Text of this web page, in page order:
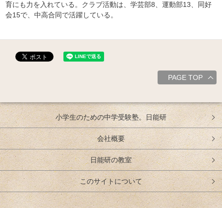
育にも力を入れている。クラブ活動は、学芸部8、運動部13、同好
会15で、中高合同で活躍している。
PAGE TOP
小学生のための中学受験塾。日能研
会社概要
日能研の教室
このサイトについて